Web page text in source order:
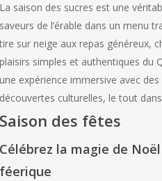
La saison des sucres est une
saveurs de l’érable dans un menu
tire sur neige aux repas généreux,
plaisirs simples et authentiques du
une expérience immersive avec
découvertes culturelles, le tout
Saison des fêtes
Célébrez la magie de
féerique